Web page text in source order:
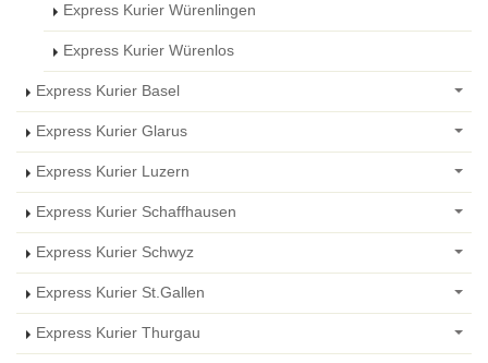
Express Kurier Würenlingen
Express Kurier Würenlos
Express Kurier Basel
Express Kurier Glarus
Express Kurier Luzern
Express Kurier Schaffhausen
Express Kurier Schwyz
Express Kurier St.Gallen
Express Kurier Thurgau